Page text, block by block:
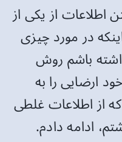
اطلاعات از یکی از
در مورد چیزی
باشم روش
ارضایی را به
از اطلاعات غلطی
ادامه دادم.